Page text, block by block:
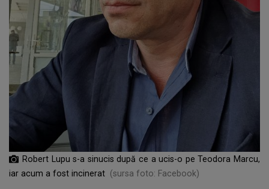
Robert Lupu s-a sinucis după ce a ucis-o pe Teodora Marcu,
iar acum a fost incinerat (sursa foto: Facebook)